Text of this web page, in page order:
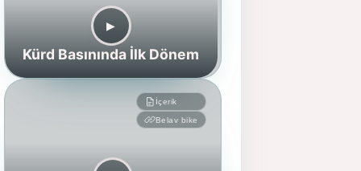
▶︎
Kürd Basınında İlk Dönem
İçerik
Belav bike